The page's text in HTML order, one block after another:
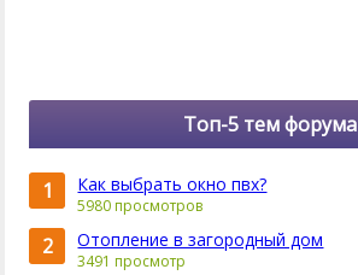
Топ-5 тем форума
1 Как выбрать окно пвх?
5980 просмотров
2 Отопление в загородный дом
3491 просмотр